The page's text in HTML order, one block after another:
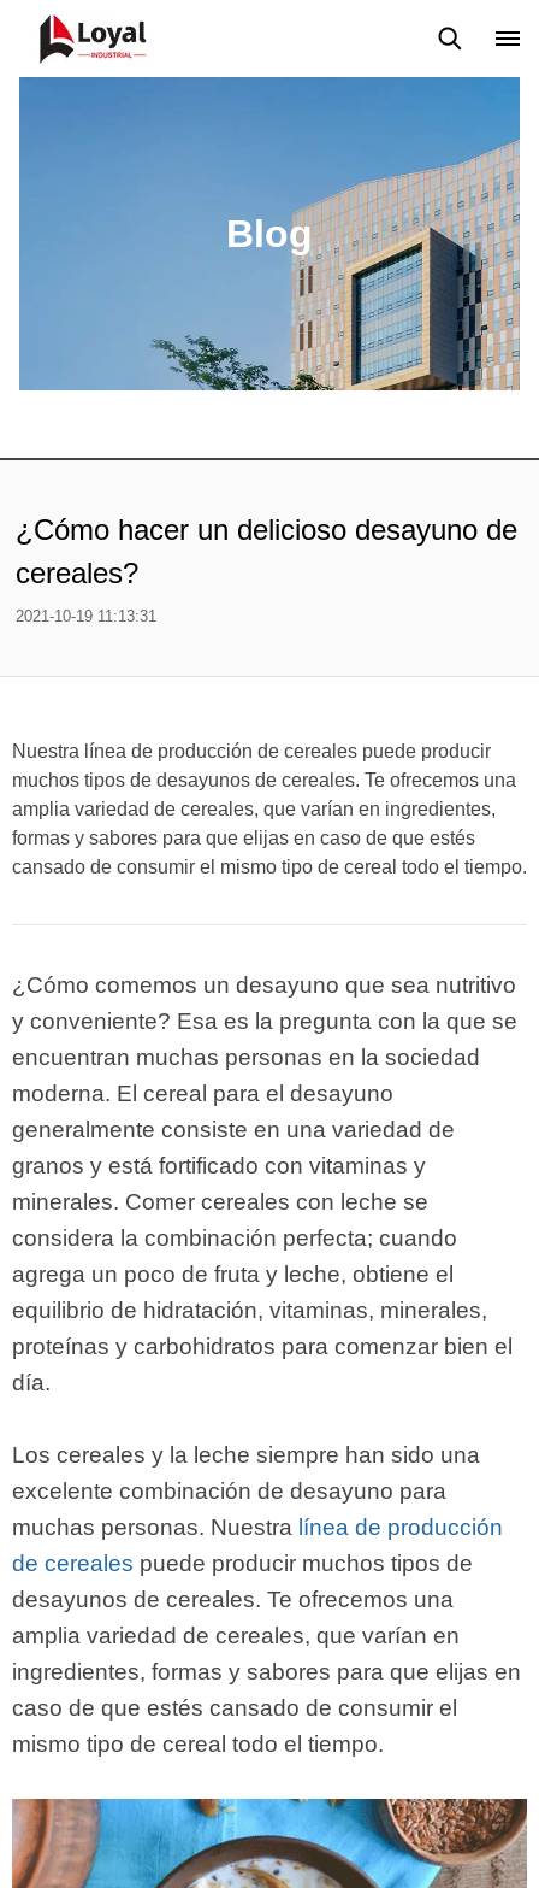
Blog
¿Cómo hacer un delicioso desayuno de
cereales?
2021-10-19 11:13:31
Nuestra línea de producción de cereales puede producir
muchos tipos de desayunos de cereales. Te ofrecemos una
amplia variedad de cereales, que varían en ingredientes,
formas y sabores para que elijas en caso de que estés
cansado de consumir el mismo tipo de cereal todo el tiempo.
¿Cómo comemos un desayuno que sea nutritivo
y conveniente? Esa es la pregunta con la que se
encuentran muchas personas en la sociedad
moderna. El cereal para el desayuno
generalmente consiste en una variedad de
granos y está fortificado con vitaminas y
minerales. Comer cereales con leche se
considera la combinación perfecta; cuando
agrega un poco de fruta y leche, obtiene el
equilibrio de hidratación, vitaminas, minerales,
proteínas y carbohidratos para comenzar bien el
día.
Los cereales y la leche siempre han sido una
excelente combinación de desayuno para
muchas personas. Nuestra línea de producción
de cereales puede producir muchos tipos de
desayunos de cereales. Te ofrecemos una
amplia variedad de cereales, que varían en
ingredientes, formas y sabores para que elijas en
caso de que estés cansado de consumir el
mismo tipo de cereal todo el tiempo.